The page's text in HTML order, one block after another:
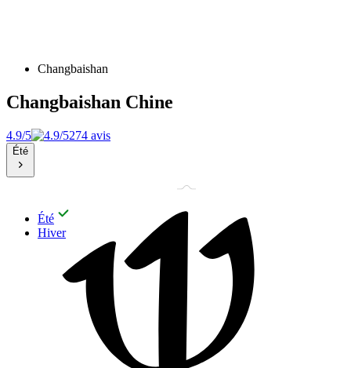
Changbaishan
Changbaishan Chine
4.9/5 274 avis
Été
Été
Hiver